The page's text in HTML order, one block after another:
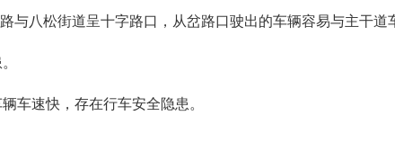
与八松街道呈十字路口，从岔路口驶出的车辆容易与主干道
车速快，存在行车安全隐患。